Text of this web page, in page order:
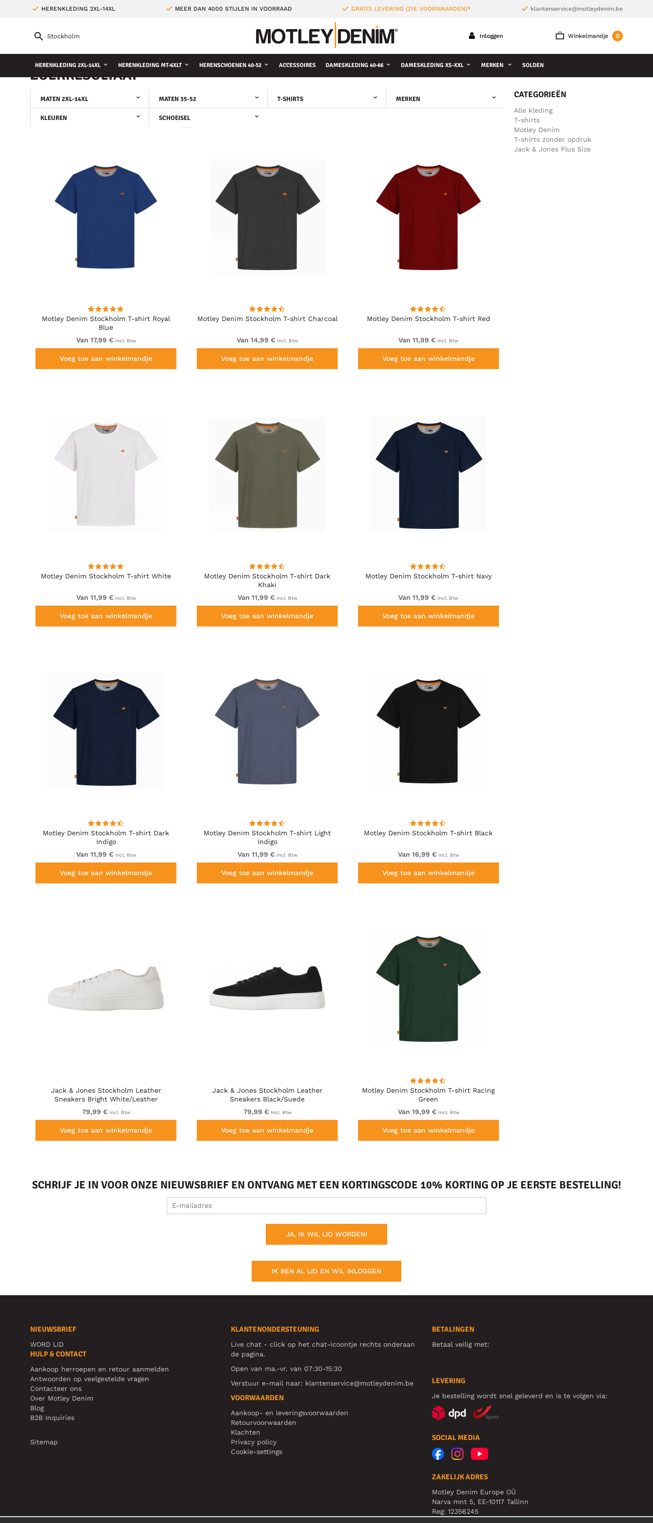
HERENKLEDING 2XL-14XL MEER DAN 4000 STIJLEN IN VOORRAAD GRATIS LEVERING (ZIE VOORWAARDEN)* klantenservice@motleydenim.be
Winkelmandje 0
Inloggen
HERENKLEDING 2XL-14XL HERENKLEDING MT-6XLT HERENSCHOENEN 40-52 ACCESSOIRES DAMESKLEDING 40-66 DAMESKLEDING XS-XXL MERKEN SOLDEN
ZOEKRESULTAAT
MATEN 2XL-14XL MATEN 35-52 T-SHIRTS MERKEN
KLEUREN SCHOEISEL
Motley Denim Stockholm T-shirt Royal
Blue
Van 17,99 € Incl. Btw
Voeg toe aan winkelmandje
Motley Denim Stockholm T-shirt Charcoal
Van 14,99 € Incl. Btw
Voeg toe aan winkelmandje
Motley Denim Stockholm T-shirt Red
Van 11,99 € Incl. Btw
Voeg toe aan winkelmandje
Motley Denim Stockholm T-shirt White
Van 11,99 € Incl. Btw
Voeg toe aan winkelmandje
Motley Denim Stockholm T-shirt Dark
Khaki
Van 11,99 € Incl. Btw
Voeg toe aan winkelmandje
Motley Denim Stockholm T-shirt Navy
Van 11,99 € Incl. Btw
Voeg toe aan winkelmandje
Motley Denim Stockholm T-shirt Dark
Indigo
Van 11,99 € Incl. Btw
Voeg toe aan winkelmandje
Motley Denim Stockholm T-shirt Light
Indigo
Van 11,99 € Incl. Btw
Voeg toe aan winkelmandje
Motley Denim Stockholm T-shirt Black
Van 16,99 € Incl. Btw
Voeg toe aan winkelmandje
Jack & Jones Stockholm Leather
Sneakers Bright White/Leather
79,99 € Incl. Btw
Voeg toe aan winkelmandje
Jack & Jones Stockholm Leather
Sneakers Black/Suede
79,99 € Incl. Btw
Voeg toe aan winkelmandje
Motley Denim Stockholm T-shirt Racing
Green
Van 19,99 € Incl. Btw
Voeg toe aan winkelmandje
CATEGORIEËN
Alle kleding
T-shirts
Motley Denim
T-shirts zonder opdruk
Jack & Jones Plus Size
SCHRIJF JE IN VOOR ONZE NIEUWSBRIEF EN ONTVANG MET EEN KORTINGSCODE 10% KORTING OP JE EERSTE BESTELLING!
JA, IK WIL LID WORDEN!
IK BEN AL LID EN WIL INLOGGEN
NIEUWSBRIEF
WORD LID
HULP & CONTACT
Aankoop herroepen en retour aanmelden
Antwoorden op veelgestelde vragen
Contacteer ons
Over Motley Denim
Blog
B2B Inquiries
Sitemap
KLANTENONDERSTEUNING
Live chat - click op het chat-icoontje rechts onderaan
de pagina.
Open van ma.-vr. van 07:30-15:30
Verstuur e-mail naar: klantenservice@motleydenim.be
VOORWAARDEN
Aankoop- en leveringsvoorwaarden
Retourvoorwaarden
Klachten
Privacy policy
Cookie-settings
BETALINGEN
Betaal veilig met:
LEVERING
Je bestelling wordt snel geleverd en is te volgen via:
SOCIAL MEDIA
ZAKELIJK ADRES
Motley Denim Europe OÜ
Narva mnt 5, EE-10117 Tallinn
Reg: 12356245